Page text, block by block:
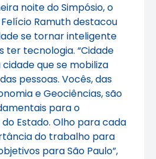
noite do Simpósio, o
Ramuth destacou
se tornar inteligente
ter tecnologia. “Cidade
que se mobiliza
pessoas. Vocês, das
e Geociências, são
para o
Estado. Olho para cada
do trabalho para
para São Paulo”,